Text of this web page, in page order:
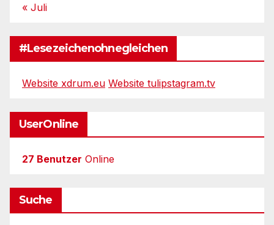
« Juli
#Lesezeichenohnegleichen
Website xdrum.eu Website tulipstagram.tv
UserOnline
27 Benutzer Online
Suche